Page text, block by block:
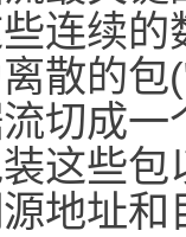
连续的
散的包
切成一
这些包
地址和